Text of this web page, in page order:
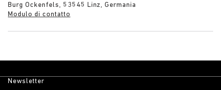
Burg Ockenfels, 53545 Linz, Germania
Modulo di contatto
Newsletter